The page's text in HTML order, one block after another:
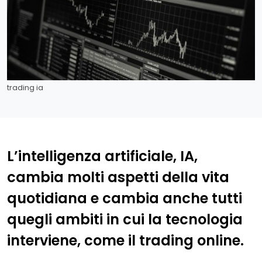
trading ia
L’intelligenza artificiale, IA,
cambia molti aspetti della vita
quotidiana e cambia anche tutti
quegli ambiti in cui la tecnologia
interviene, come il trading online.